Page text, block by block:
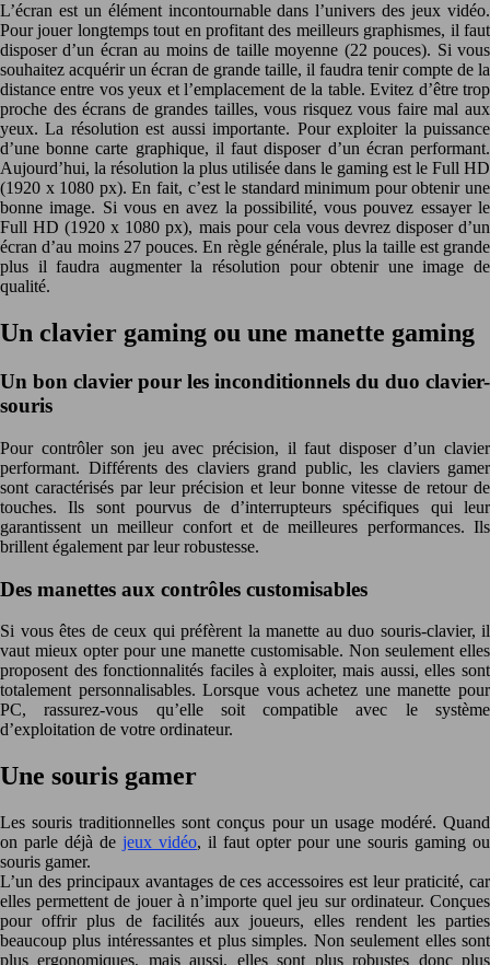
L’écran est un élément incontournable dans l’univers des jeux vidéo.
Pour jouer longtemps tout en profitant des meilleurs graphismes, il faut
disposer d’un écran au moins de taille moyenne (22 pouces). Si vous
souhaitez acquérir un écran de grande taille, il faudra tenir compte de la
distance entre vos yeux et l’emplacement de la table. Evitez d’être trop
proche des écrans de grandes tailles, vous risquez vous faire mal aux
yeux. La résolution est aussi importante. Pour exploiter la puissance
d’une bonne carte graphique, il faut disposer d’un écran performant.
Aujourd’hui, la résolution la plus utilisée dans le gaming est le Full HD
(1920 x 1080 px). En fait, c’est le standard minimum pour obtenir une
bonne image. Si vous en avez la possibilité, vous pouvez essayer le
Full HD (1920 x 1080 px), mais pour cela vous devrez disposer d’un
écran d’au moins 27 pouces. En règle générale, plus la taille est grande
plus il faudra augmenter la résolution pour obtenir une image de
qualité.
Un clavier gaming ou une manette gaming
Un bon clavier pour les inconditionnels du duo clavier-
souris
Pour contrôler son jeu avec précision, il faut disposer d’un clavier
performant. Différents des claviers grand public, les claviers gamer
sont caractérisés par leur précision et leur bonne vitesse de retour de
touches. Ils sont pourvus de d’interrupteurs spécifiques qui leur
garantissent un meilleur confort et de meilleures performances. Ils
brillent également par leur robustesse.
Des manettes aux contrôles customisables
Si vous êtes de ceux qui préfèrent la manette au duo souris-clavier, il
vaut mieux opter pour une manette customisable. Non seulement elles
proposent des fonctionnalités faciles à exploiter, mais aussi, elles sont
totalement personnalisables. Lorsque vous achetez une manette pour
PC, rassurez-vous qu’elle soit compatible avec le système
d’exploitation de votre ordinateur.
Une souris gamer
Les souris traditionnelles sont conçus pour un usage modéré. Quand
on parle déjà de jeux vidéo, il faut opter pour une souris gaming ou
souris gamer.
L’un des principaux avantages de ces accessoires est leur praticité, car
elles permettent de jouer à n’importe quel jeu sur ordinateur. Conçues
pour offrir plus de facilités aux joueurs, elles rendent les parties
beaucoup plus intéressantes et plus simples. Non seulement elles sont
plus ergonomiques, mais aussi, elles sont plus robustes donc plus